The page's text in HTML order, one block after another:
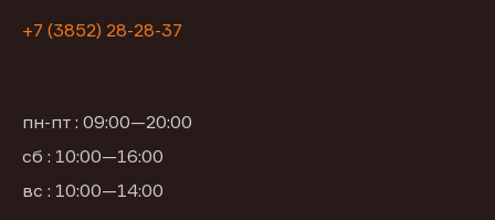
+7 (3852) 28-28-37
пн-пт : 09:00—20:00
сб : 10:00—16:00
вс : 10:00—14:00